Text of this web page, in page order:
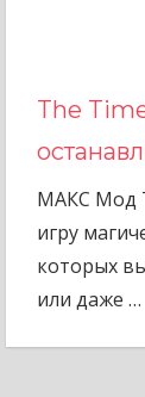
The
МАКС Мод
игру
которых
или даже …